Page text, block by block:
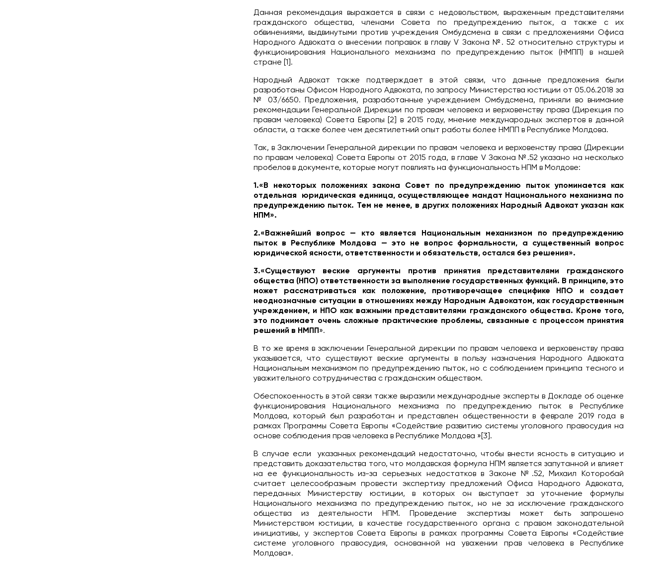
Данная рекомендация выражается в связи с недовольством, выраженным представителями
гражданского общества, членами Совета по предупреждению пыток, а также с их
обвинениями, выдвинутыми против учреждения Омбудсмена в связи с предложениями Офиса
Народного Адвоката о внесении поправок в главу V Закона №. 52 относительно структуры и
функционирования Национального механизма по предупреждению пыток (НМПП) в нашей
стране [1].
Народный Адвокат также подтверждает в этой связи, что данные предложения были
разработаны Офисом Народного Адвоката, по запросу Министерства юстиции от 05.06.2018 за
№ 03/6650. Предложения, разработанные учреждением Омбудсмена, приняли во внимание
рекомендации Генеральной Дирекции по правам человека и верховенству права (Дирекция по
правам человека) Совета Европы [2] в 2015 году, мнение международных экспертов в данной
области, а также более чем десятилетний опыт работы более НМПП в Республике Молдова.
Так, в Заключении Генеральной дирекции по правам человека и верховенству права (Дирекции
по правам человека) Совета Европы от 2015 года, в главе V Закона №.52 указано на несколько
пробелов в документе, которые могут повлиять на функциональность НПМ в Молдове:
1.«В некоторых положениях закона Совет по предупреждению пыток упоминается как
отдельная юридическая единица, осуществляющее мандат Национального механизма по
предупреждению пыток. Тем не менее, в других положениях Народный Адвокат указан как
НПМ».
2.«Важнейший вопрос — кто является Национальным механизмом по предупреждению
пыток в Республике Молдова — это не вопрос формальности, а существенный вопрос
юридической ясности, ответственности и обязательств, остался без решения».
3.«Существуют веские аргументы против принятия представителями гражданского
общества (НПО) ответственности за выполнение государственных функций. В принципе, это
может рассматриваться как положение, противоречащее специфике НПО и создает
неоднозначные ситуации в отношениях между Народным Адвокатом, как государственным
учреждением, и НПО как важными представителями гражданского общества. Кроме того,
это поднимает очень сложные практические проблемы, связанные с процессом принятия
решений в НМПП ».
В то же время в заключении Генеральной дирекции по правам человека и верховенству права
указывается, что существуют веские аргументы в пользу назначения Народного Адвоката
Национальным механизмом по предупреждению пыток, но с соблюдением принципа тесного и
уважительного сотрудничества с гражданским обществом.
Обеспокоенность в этой связи также выразили международные эксперты в Докладе об оценке
функционирования Национального механизма по предупреждению пыток в Республике
Молдова, который был разработан и представлен общественности в феврале 2019 года в
рамках Программы Совета Европы «Содействие развитию системы уголовного правосудия на
основе соблюдения прав человека в Республике Молдова »[3].
В случае если указанных рекомендаций недостаточно, чтобы внести ясность в ситуацию и
представить доказательства того, что молдавская формула НПМ является запутанной и влияет
на ее функциональность из-за серьезных недостатков в Законе №.52, Михаил Которобай
считает целесообразным провести экспертизу предложений Офиса Народного Адвоката,
переданных Министерству юстиции, в которых он выступает за уточнение формулы
Национального механизма по предупреждению пыток, но не за исключение гражданского
общества из деятельности НПМ. Проведение экспертизы может быть запрошено
Министерством юстиции, в качестве государственного органа с правом законодательной
инициативы, у экспертов Совета Европы в рамках программы Совета Европы «Содействие
системе уголовного правосудия, основанной на уважении прав человека в Республике
Молдова».